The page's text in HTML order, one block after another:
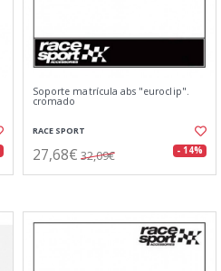
Soporte matrícula abs "euroclip".
cromado
RACE SPORT
27,68€ 32,09€ - 14%